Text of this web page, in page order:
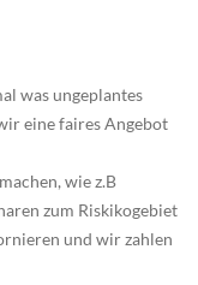
was ungeplantes
eine faires Angebot
wie z.B
zum Riskikogebiet
und wir zahlen